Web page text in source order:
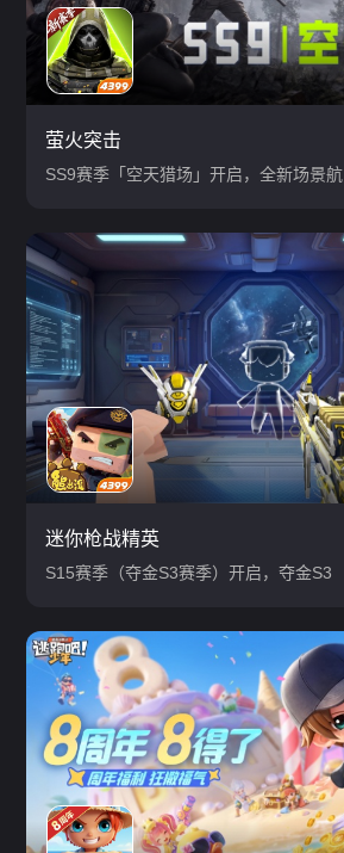
萤火突击
SS9赛季「空天猎场」开启，全新场景航
上线，活跃免费领至臻枪皮【G36-青鸾
巡天】
迷你枪战精英
S15赛季（夺金S3赛季）开启，夺金S3